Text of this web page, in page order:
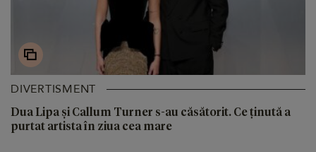
DIVERTISMENT
Dua Lipa și Callum Turner s-au căsătorit. Ce ținută a
purtat artista în ziua cea mare